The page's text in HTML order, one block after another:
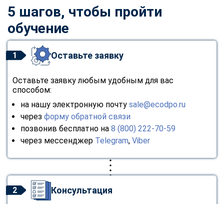
5 шагов, чтобы пройти
обучение
1 Оставьте заявку
Оставьте заявку любым удобным для вас
способом:
на нашу электронную почту sale@ecodpo.ru
через форму обратной связи
позвонив бесплатно на 8 (800) 222-70-59
через мессенджер Telegram, Viber
2 Консультация